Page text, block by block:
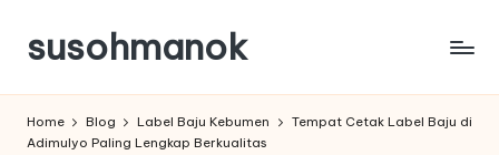
Skip
content
susohmanok
Home Blog Label Baju Kebumen
Tempat Cetak Label Baju di
Adimulyo Paling Lengkap Berkualitas